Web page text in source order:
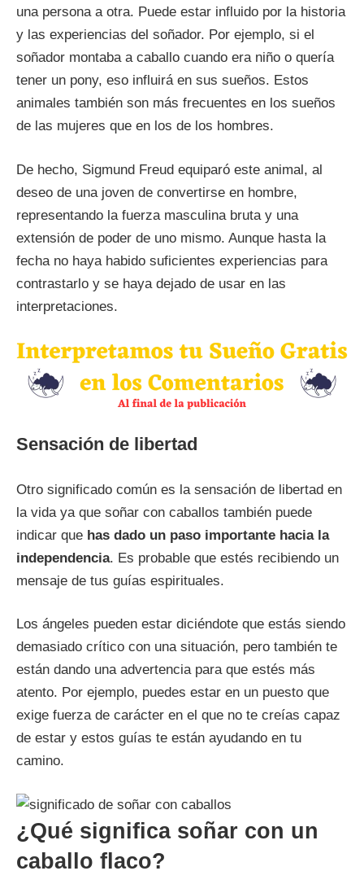
una persona a otra. Puede estar influido por la historia
y las experiencias del soñador. Por ejemplo, si el
soñador montaba a caballo cuando era niño o quería
tener un pony, eso influirá en sus sueños. Estos
animales también son más frecuentes en los sueños
de las mujeres que en los de los hombres.
De hecho, Sigmund Freud equiparó este animal, al
deseo de una joven de convertirse en hombre,
representando la fuerza masculina bruta y una
extensión de poder de uno mismo. Aunque hasta la
fecha no haya habido suficientes experiencias para
contrastarlo y se haya dejado de usar en las
interpretaciones.
Sensación de libertad
Otro significado común es la sensación de libertad en
la vida ya que soñar con caballos también puede
indicar que has dado un paso importante hacia la
independencia. Es probable que estés recibiendo un
mensaje de tus guías espirituales.
Los ángeles pueden estar diciéndote que estás siendo
demasiado crítico con una situación, pero también te
están dando una advertencia para que estés más
atento. Por ejemplo, puedes estar en un puesto que
exige fuerza de carácter en el que no te creías capaz
de estar y estos guías te están ayudando en tu
camino.
¿Qué significa soñar con un
caballo flaco?